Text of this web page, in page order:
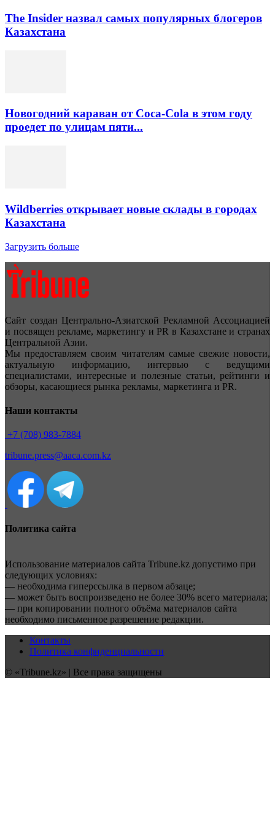
The Insider назвал самых популярных блогеров
Казахстана
Новогодний караван от Coca-Cola в этом году
проедет по улицам пяти...
Wildberries открывает новые склады в городах
Казахстана
Загрузить больше
Сайт создан Центрально-Азиатской Рекламной Ассоциацией
и посвящен рекламе, маркетингу и PR в Казахстане и странах
Центральной Азии.
Мы предоставляем своим читателям самые свежие новости,
актуальную информацию, интервью с ведущими
специалистами, интересные и полезные статьи, рейтинги и
обзоры, касающиеся рынка рекламы, маркетинга и PR.
Наши контакты
+7 (708) 983-7884
tribune.press@aaca.com.kz
Политика сайта
Использование материалов сайта Tribune.kz допустимо при
следующих условиях:
— необходима гиперссылка в первом абзаце;
— может быть воспроизведено не более 30% всего материала;
— при копировании полного объёма материалов сайта
необходимо письменное разрешение редакции.
Контакты
Политика конфиденциальности
© «Tribune.kz» | Все права защищены